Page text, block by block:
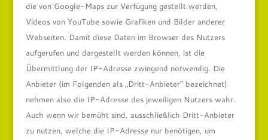
die von Google-Maps zur Verfügung gestellt werden,
Videos von YouTube sowie Grafiken und Bilder anderer
Webseiten. Damit diese Daten im Browser des Nutzers
aufgerufen und dargestellt werden können, ist die
Übermittlung der IP-Adresse zwingend notwendig. Die
Anbieter (im Folgenden als „Dritt-Anbieter“ bezeichnet)
nehmen also die IP-Adresse des jeweiligen Nutzers wahr.
Auch wenn wir bemüht sind, ausschließlich Dritt-Anbieter
zu nutzen, welche die IP-Adresse nur benötigen, um